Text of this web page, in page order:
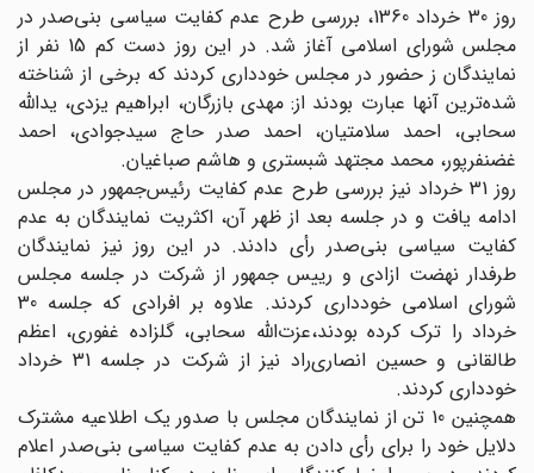
روز 30 خرداد 1360، بررسی طرح عدم کفایت سیاسی بنی‌صدر در
مجلس شورای اسلامی آغاز شد. در این روز دست کم 15 نفر از
نمایندگان ز حضور در مجلس خودداری کردند که برخی از شناخته‌
شده‌ترین آنها عبارت بودند از: مهدی بازرگان، ابراهیم یزدی، یدالله
سحابی، احمد سلامتیان، احمد صدر حاج سیدجوادی، احمد
غضنفرپور، محمد مجتهد شبستری و هاشم صباغیان.
روز 31 خرداد نیز بررسی طرح عدم کفایت رئیس‌جمهور در مجلس
ادامه یافت و در جلسه بعد از ظهر آن، اکثریت نمایندگان به عدم
کفایت سیاسی بنی‌صدر رأی دادند. در این روز نیز نمایندگان
طرفدار نهضت ازادی و رییس جمهور از شرکت در جلسه مجلس
شورای اسلامی خودداری کردند. علاوه بر افرادی که جلسه 30
خرداد را ترک کرده بودند،‌عزت‌الله سحابی، گلزاده غفوری، اعظم
طالقانی و حسین انصاری‌راد نیز از شرکت در جلسه 31 خرداد
خودداری کردند.
همچنین 10 تن از نمایندگان مجلس با صدور یک اطلاعیه مشترک
دلایل خود را برای رأی دادن به عدم کفایت سیاسی بنی‌صدر اعلام